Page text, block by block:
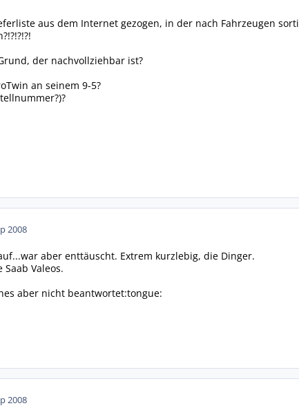
aus dem Internet gezogen, in der nach Fahrzeugen
der nachvollziehbar ist?
an seinem 9-5?
2008
aber enttäuscht. Extrem kurzlebig, die Dinger.
Valeos.
aber nicht beantwortet:tongue:
2008